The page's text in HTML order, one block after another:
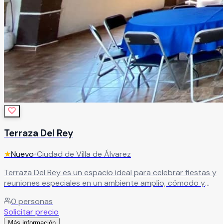
Terraza Del Rey
★Nuevo•Ciudad de Villa de Álvarez
Terraza Del Rey es un espacio ideal para celebrar fiestas y
reuniones especiales en un ambiente amplio, cómodo y
bautizos, confirmaciones, primeras comuniones, piñatas,
baby showers, cumpleaños y reuniones familiares,
0 personas
Solicitar precio